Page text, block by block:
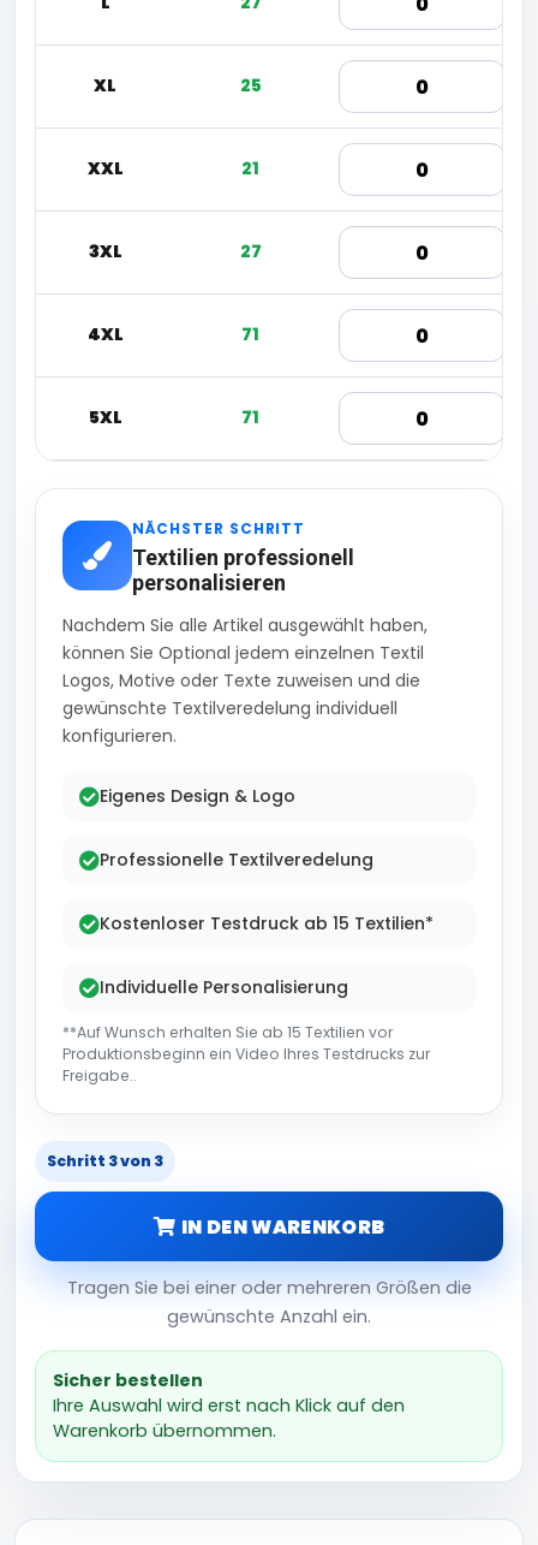
XL 25
XXL 21
3XL 27
4XL 71
5XL 71
NÄCHSTER SCHRITT
Textilien professionell
personalisieren
Nachdem Sie alle Artikel ausgewählt haben,
können Sie Optional jedem einzelnen Textil
Logos, Motive oder Texte zuweisen und die
gewünschte Textilveredelung individuell
konfigurieren.
Eigenes Design & Logo
Professionelle Textilveredelung
Kostenloser Testdruck ab 15 Textilien*
Individuelle Personalisierung
**Auf Wunsch erhalten Sie ab 15 Textilien vor
Produktionsbeginn ein Video Ihres Testdrucks zur
Freigabe..
Schritt 3 von 3
IN DEN WARENKORB
Tragen Sie bei einer oder mehreren Größen die
gewünschte Anzahl ein.
Sicher bestellen
Ihre Auswahl wird erst nach Klick auf den
Warenkorb übernommen.